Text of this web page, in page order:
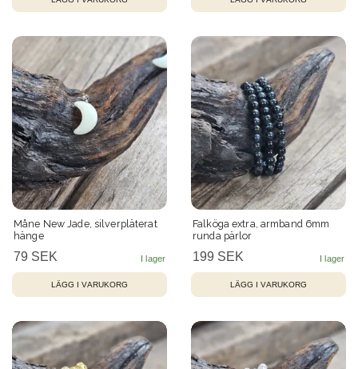
Måne New Jade, silverpläterat
hänge
79 SEK
Falköga extra, armband 6mm
runda pärlor
199 SEK